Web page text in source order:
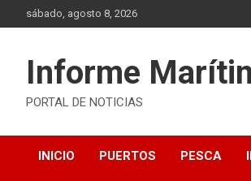
al
sábado, agosto 8, 2026
Informe
PORTAL DE NOTICIAS
INICIO PUERTOS PESCA